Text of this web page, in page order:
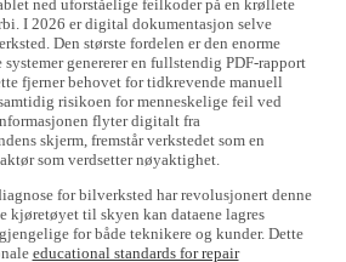
ned uforståelige feilkoder på en krøllete
I 2026 er digital dokumentasjon selve
Den største fordelen er den enorme
systemer genererer en fullstendig PDF-rapport
fjerner behovet for tidkrevende manuell
risikoen for menneskelige feil ved
flyter digitalt fra
skjerm, fremstår verkstedet som en
som verdsetter nøyaktighet.
for bilverksted har revolusjonert denne
kjøretøyet til skyen kan dataene lagres
for både teknikere og kunder. Dette
educational standards for repair